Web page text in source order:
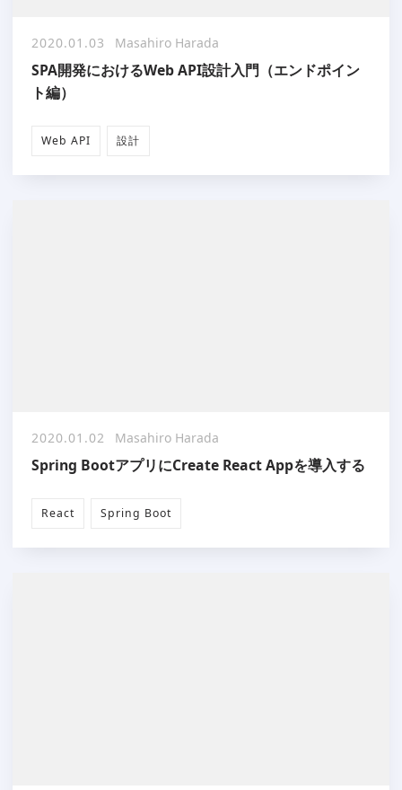
2020.01.03 Masahiro Harada
SPA開発におけるWeb API設計入門（エンドポイン
ト編）
Web API 設計
2020.01.02 Masahiro Harada
Spring BootアプリにCreate React Appを導入する
React Spring Boot